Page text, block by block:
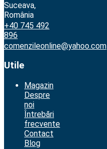
Suceava,
România
+40 745 492
896
comenzileonline@yahoo.com
Utile
Magazin
Despre
noi
Întrebări
frecvente
Contact
Blog